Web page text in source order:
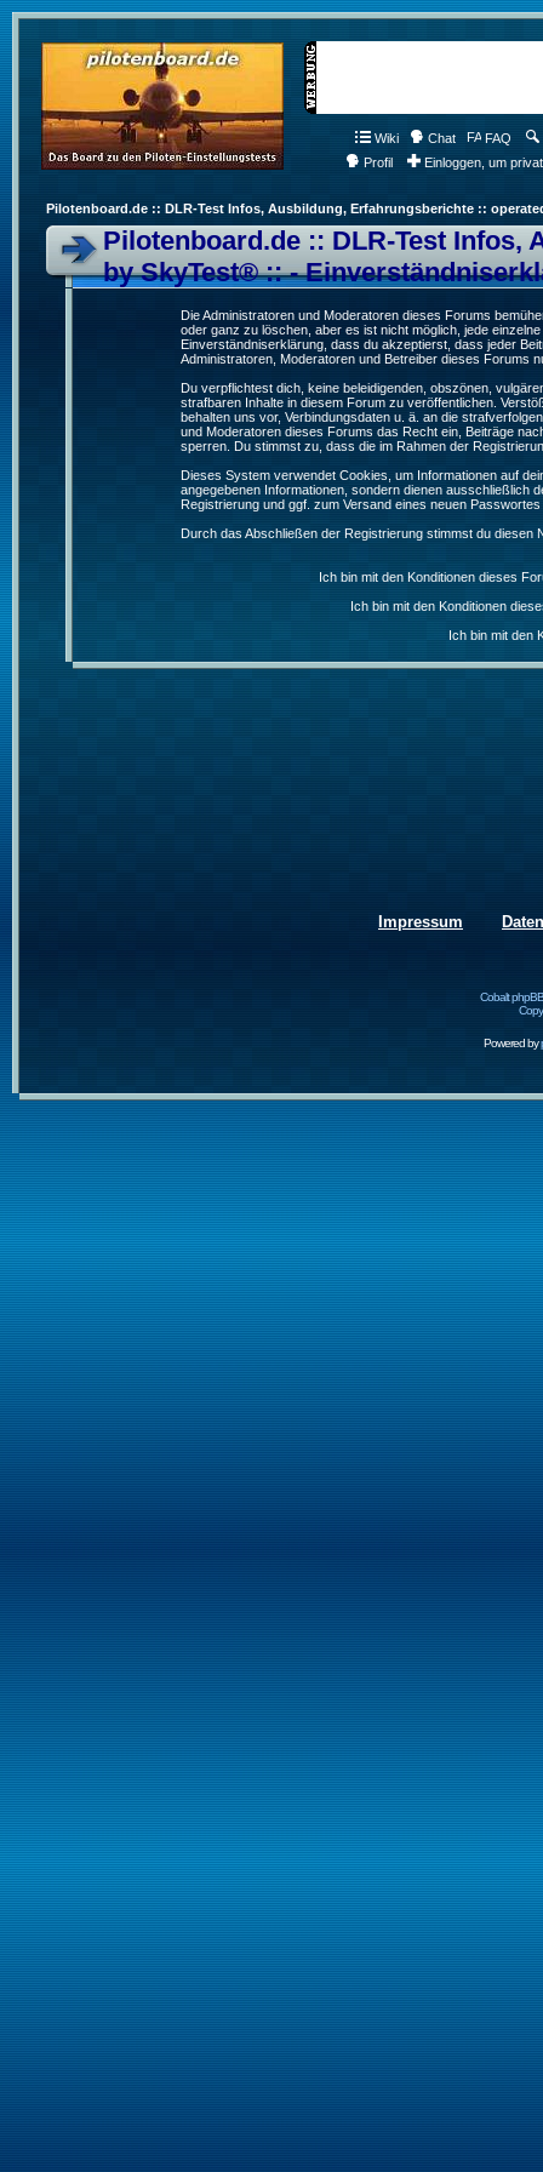
Wiki Chat FAQ
Profil
Einloggen, um
Pilotenboard.de :: DLR-Test Infos, Ausbildung, Erfahrungsberichte ::
Pilotenboard.de :: DLR-Test
by SkyTest® :: -
Die Administratoren und Moderatoren dieses Forums
oder ganz zu löschen, aber es ist nicht möglich, jede
Einverständniserklärung, dass du akzeptierst, dass jeder
Administratoren, Moderatoren und Betreiber dieses Forums
Du verpflichtest dich, keine beleidigenden, obszönen,
strafbaren Inhalte in diesem Forum zu veröffentlichen.
behalten uns vor, Verbindungsdaten u. ä. an die
und Moderatoren dieses Forums das Recht ein, Beiträge
sperren. Du stimmst zu, dass die im Rahmen der
Dieses System verwendet Cookies, um Informationen auf
angegebenen Informationen, sondern dienen ausschließlich
Registrierung und ggf. zum Versand eines neuen
Durch das Abschließen der Registrierung stimmst du diesen
Ich bin mit den Konditionen dieses
Ich bin mit den Konditionen
Ich bin mit den
Impressum
Cobalt
Powered by